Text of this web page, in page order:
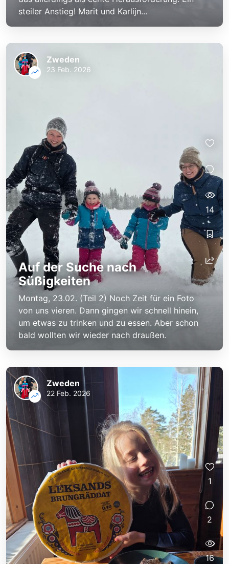
steiler Anstieg! Marit und Karlijn...
Auf der Suche nach
Süßigkeiten
Montag, 23.02. (Teil 2) Noch Zeit für ein Foto
von uns vieren. Dann gingen wir schnell hinein,
um etwas zu trinken und zu essen. Aber schon
bald wollten wir wieder nach draußen.
Zweden
23 Feb. 2026
14
Zweden
22 Feb. 2026
1
2
16